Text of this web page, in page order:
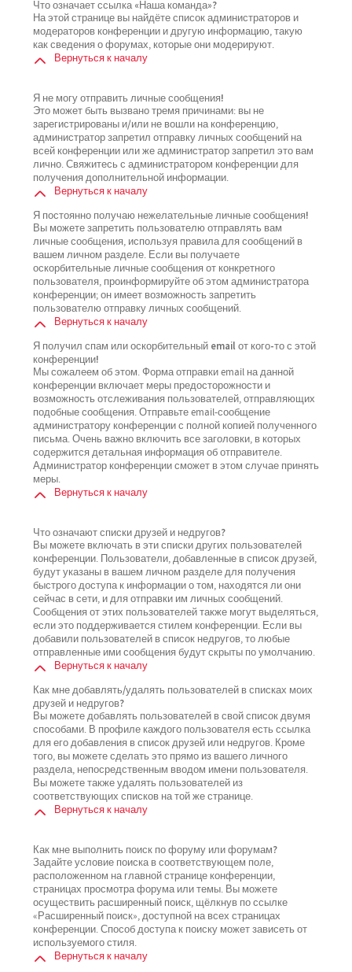
Что означает ссылка «Наша команда»?
На этой странице вы найдёте список администраторов и
модераторов конференции и другую информацию, такую
как сведения о форумах, которые они модерируют.
Вернуться к началу
Я не могу отправить личные сообщения!
Это может быть вызвано тремя причинами: вы не
зарегистрированы и/или не вошли на конференцию,
администратор запретил отправку личных сообщений на
всей конференции или же администратор запретил это вам
лично. Свяжитесь с администратором конференции для
получения дополнительной информации.
Вернуться к началу
Я постоянно получаю нежелательные личные сообщения!
Вы можете запретить пользователю отправлять вам
личные сообщения, используя правила для сообщений в
вашем личном разделе. Если вы получаете
оскорбительные личные сообщения от конкретного
пользователя, проинформируйте об этом администратора
конференции; он имеет возможность запретить
пользователю отправку личных сообщений.
Вернуться к началу
Я получил спам или оскорбительный email от кого-то с этой
конференции!
Мы сожалеем об этом. Форма отправки email на данной
конференции включает меры предосторожности и
возможность отслеживания пользователей, отправляющих
подобные сообщения. Отправьте email-сообщение
администратору конференции с полной копией полученного
письма. Очень важно включить все заголовки, в которых
содержится детальная информация об отправителе.
Администратор конференции сможет в этом случае принять
меры.
Вернуться к началу
Что означают списки друзей и недругов?
Вы можете включать в эти списки других пользователей
конференции. Пользователи, добавленные в список друзей,
будут указаны в вашем личном разделе для получения
быстрого доступа к информации о том, находятся ли они
сейчас в сети, и для отправки им личных сообщений.
Сообщения от этих пользователей также могут выделяться,
если это поддерживается стилем конференции. Если вы
добавили пользователей в список недругов, то любые
отправленные ими сообщения будут скрыты по умолчанию.
Вернуться к началу
Как мне добавлять/удалять пользователей в списках моих
друзей и недругов?
Вы можете добавлять пользователей в свой список двумя
способами. В профиле каждого пользователя есть ссылка
для его добавления в список друзей или недругов. Кроме
того, вы можете сделать это прямо из вашего личного
раздела, непосредственным вводом имени пользователя.
Вы можете также удалять пользователей из
соответствующих списков на той же странице.
Вернуться к началу
Как мне выполнить поиск по форуму или форумам?
Задайте условие поиска в соответствующем поле,
расположенном на главной странице конференции,
страницах просмотра форума или темы. Вы можете
осуществить расширенный поиск, щёлкнув по ссылке
«Расширенный поиск», доступной на всех страницах
конференции. Способ доступа к поиску может зависеть от
используемого стиля.
Вернуться к началу